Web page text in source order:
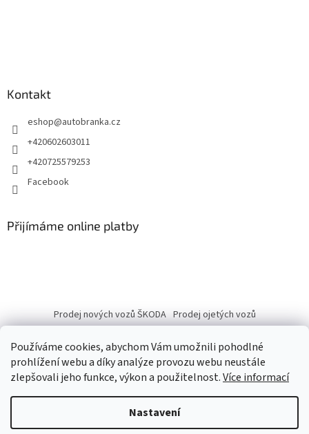
Používáme cookies, abychom Vám umožnili pohodlné
prohlížení webu a díky analýze provozu webu neustále
zlepšovali jeho funkce, výkon a použitelnost.Více informací
Nastavení
Kontakt
eshop@autobranka.cz
+420602603011
+420725579253
Facebook
Přijímáme online platby
Prodej nových vozů ŠKODA Prodej ojetých vozů